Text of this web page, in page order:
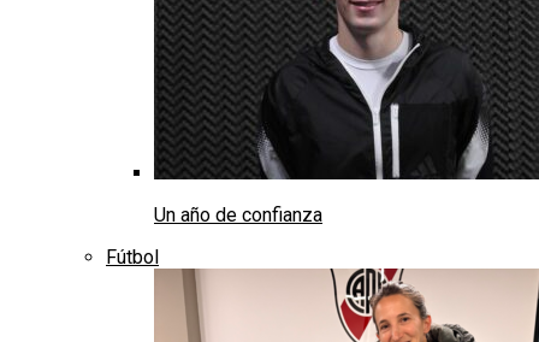
Un año de confianza
Fútbol